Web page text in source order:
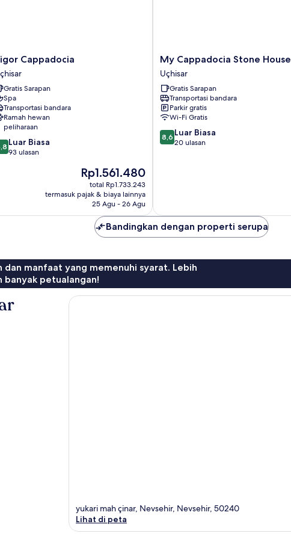
Cappadocia
Gratis Sarapan
Spa
Transportasi bandara
Ramah hewan
peliharaan
Luar Biasa
93 ulasan
Harga
sekarang
Rp1.561.480
Rp1.561.480
total Rp1.733.243
termasuk pajak & biaya lainnya
25 Agu - 26 Agu
My
Cappadocia
Stone
House
Uçhisar
My Cappadocia Stone House
Uçhisar
Gratis Sarapan
Transportasi bandara
Parkir gratis
Wi-Fi Gratis
8.6
dari
8,6 Luar Biasa
20 ulasan
Bandingkan dengan properti serupa
dan manfaat yang memenuhi syarat. Lebih
banyak petualangan!
yukari mah çinar, Nevsehir, Nevsehir, 50240
Lihat di peta